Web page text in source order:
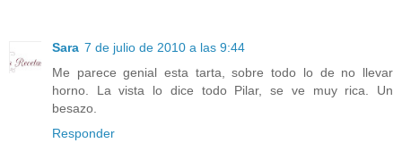
Sara 7 de julio de 2010 a las 9:44
Me parece genial esta tarta, sobre todo lo de no llevar
horno. La vista lo dice todo Pilar, se ve muy rica. Un
besazo.
Responder